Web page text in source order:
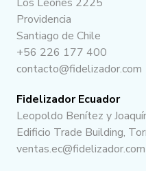
Providencia
Santiago de Chile
+56 226 177 400
contacto@fidelizador.com
Fidelizador Ecuador
Leopoldo Benítez y
Edificio Trade Building,
ventas.ec@fidelizador.com